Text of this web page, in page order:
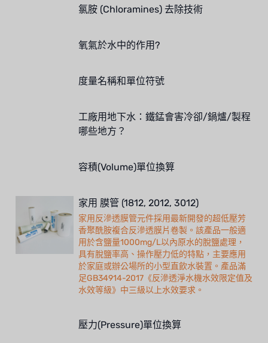
氯胺 (Chloramines) 去除技術
氧氣於水中的作用?
度量名稱和單位符號
工廠用地下水：鐵錳會害冷卻/鍋爐/製程
哪些地方？
容積(Volume)單位換算
家用 膜管 (1812, 2012, 3012)
家用反滲透膜管元件採用最新開發的超低壓芳
香聚酰胺複合反滲透膜片卷製。該產品一般適
用於含鹽量1000mg/L以內原水的脫鹽處理，
具有脫鹽率高、操作壓力低的特點，主要應用
於家庭或辦公場所的小型直飲水裝置。產品滿
足GB34914-2017《反滲透淨水機水效限定值及
水效等級》中三級以上水效要求。
壓力(Pressure)單位換算